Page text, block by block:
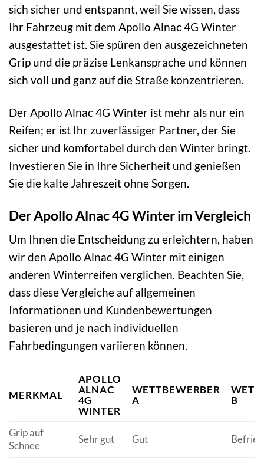
sich sicher und entspannt, weil Sie wissen, dass
Ihr Fahrzeug mit dem Apollo Alnac 4G Winter
ausgestattet ist. Sie spüren den ausgezeichneten
Grip und die präzise Lenkansprache und können
sich voll und ganz auf die Straße konzentrieren.
Der Apollo Alnac 4G Winter ist mehr als nur ein
Reifen; er ist Ihr zuverlässiger Partner, der Sie
sicher und komfortabel durch den Winter bringt.
Investieren Sie in Ihre Sicherheit und genießen
Sie die kalte Jahreszeit ohne Sorgen.
Der Apollo Alnac 4G Winter im Vergleich
Um Ihnen die Entscheidung zu erleichtern, haben
wir den Apollo Alnac 4G Winter mit einigen
anderen Winterreifen verglichen. Beachten Sie,
dass diese Vergleiche auf allgemeinen
Informationen und Kundenbewertungen
basieren und je nach individuellen
Fahrbedingungen variieren können.
MERKMAL
APOLLO
ALNAC
4G
WINTER
WETTBEWERBER
A
B
Grip auf
Schnee
Sehr gut Gut